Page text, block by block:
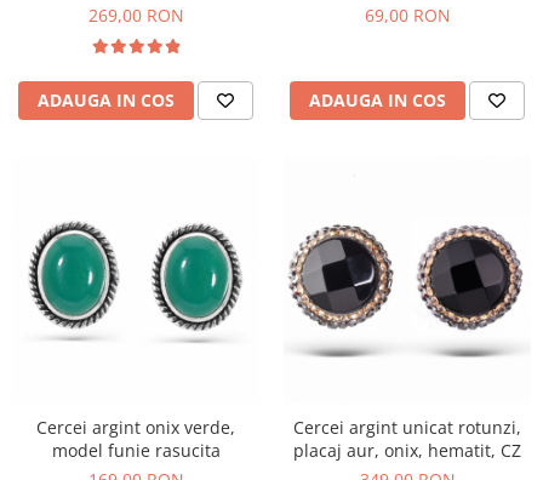
269,00 RON
ADAUGA IN COS
69,00 RON
ADAUGA IN COS
Cercei argint onix verde,
model funie rasucita
Cercei argint unicat rotunzi,
placaj aur, onix, hematit, CZ